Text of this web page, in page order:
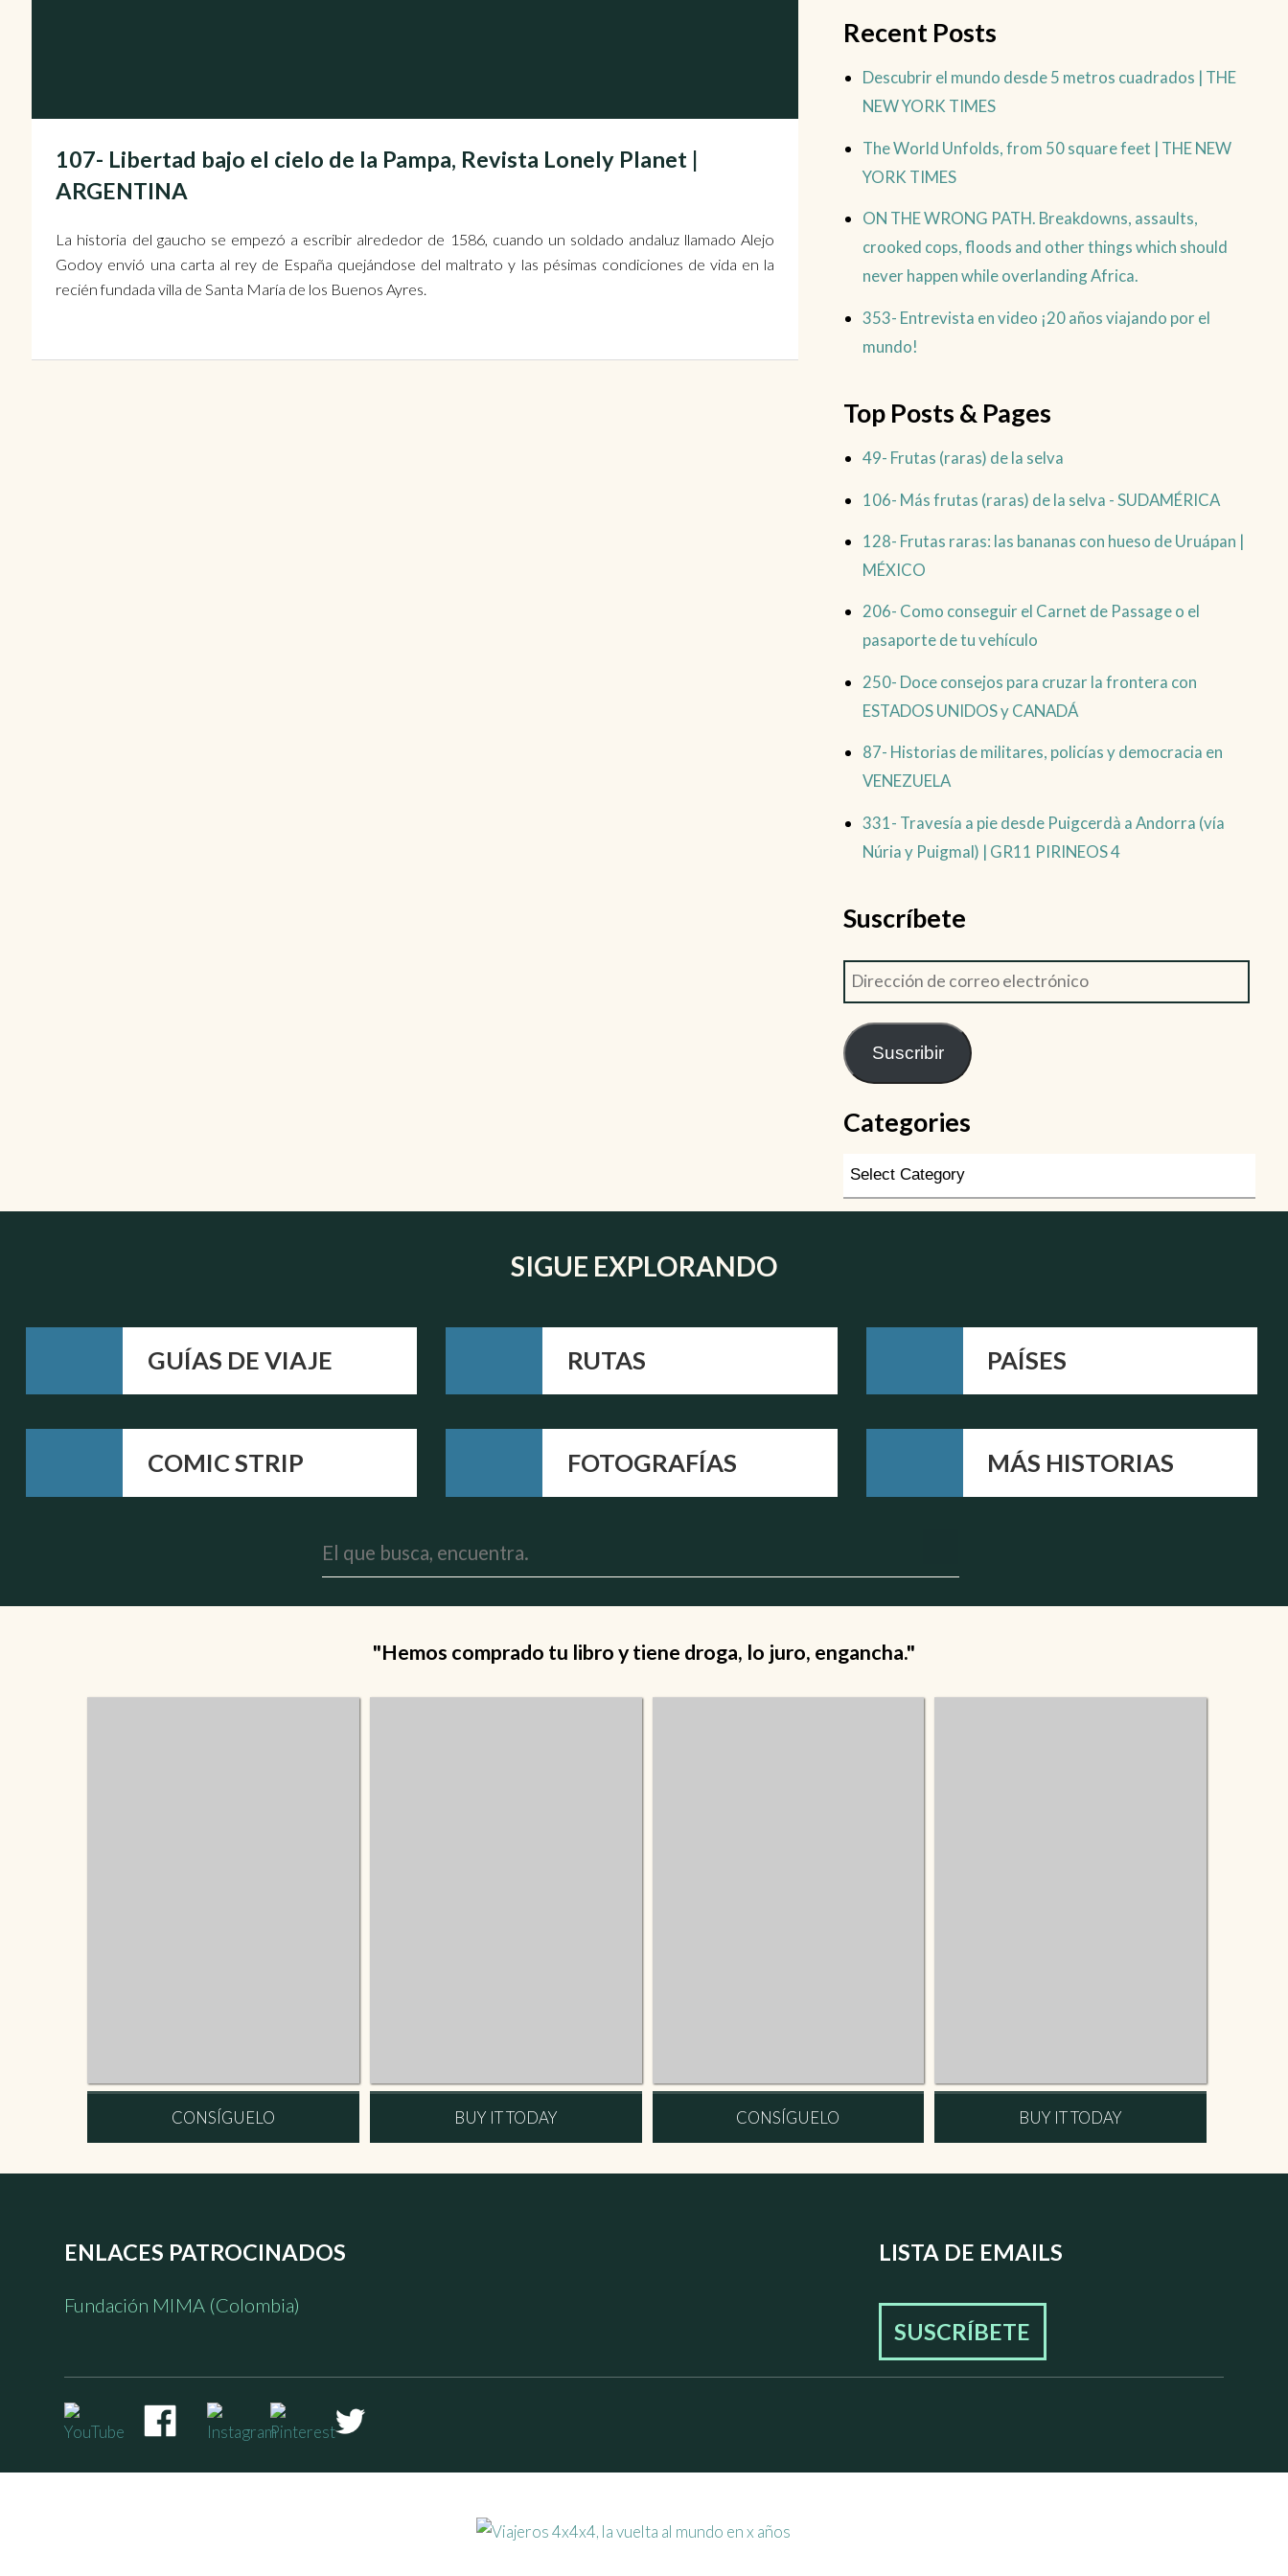
107- Libertad bajo el cielo de la Pampa, Revista Lonely Planet |
ARGENTINA
La historia del gaucho se empezó a escribir alrededor de 1586, cuando un soldado andaluz llamado Alejo
Godoy envió una carta al rey de España quejándose del maltrato y las pésimas condiciones de vida en la
recién fundada villa de Santa María de los Buenos Ayres.
Recent Posts
Descubrir el mundo desde 5 metros cuadrados | THE
NEW YORK TIMES
The World Unfolds, from 50 square feet | THE NEW
YORK TIMES
ON THE WRONG PATH. Breakdowns, assaults,
crooked cops, floods and other things which should
never happen while overlanding Africa.
353- Entrevista en video ¡20 años viajando por el
mundo!
Top Posts & Pages
49- Frutas (raras) de la selva
106- Más frutas (raras) de la selva - SUDAMÉRICA
128- Frutas raras: las bananas con hueso de Uruápan |
MÉXICO
206- Como conseguir el Carnet de Passage o el
pasaporte de tu vehículo
250- Doce consejos para cruzar la frontera con
ESTADOS UNIDOS y CANADÁ
87- Historias de militares, policías y democracia en
VENEZUELA
331- Travesía a pie desde Puigcerdà a Andorra (vía
Núria y Puigmal) | GR11 PIRINEOS 4
Suscríbete
Suscribir
Categories
SIGUE EXPLORANDO
GUÍAS DE VIAJE RUTAS PAÍSES
COMIC STRIP FOTOGRAFÍAS MÁS HISTORIAS
"Hemos comprado tu libro y tiene droga, lo juro, engancha."
CONSÍGUELO BUY IT TODAY CONSÍGUELO BUY IT TODAY
ENLACES PATROCINADOS
Fundación MIMA (Colombia)
LISTA DE EMAILS
SUSCRÍBETE